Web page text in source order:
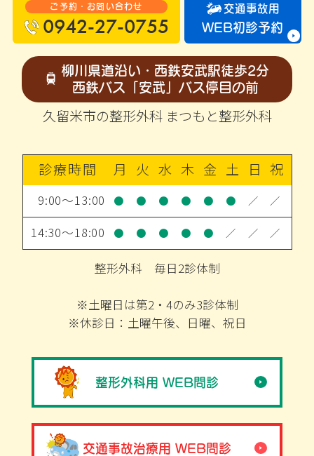
ご予約・お問い合わせ
0942-27-0755
交通事故用
WEB初診予約
柳川県道沿い・西鉄安武駅徒歩2分
西鉄バス「安武」バス停目の前
久留米市の整形外科 まつもと整形外科
診療時間 月 火 水 木 金 土 日 祝
9:00～13:00 ● ● ● ● ● ● ／ ／
14:30～18:00 ● ● ● ● ● ／ ／ ／
整形外科 毎日2診体制
※土曜日は第2・4のみ3診体制
※休診日：土曜午後、日曜、祝日
整形外科用 WEB問診
交通事故治療用 WEB問診